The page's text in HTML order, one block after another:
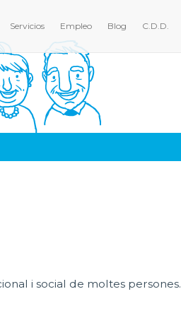
Servicios Empleo Blog C.D.D.
i social de moltes persones.